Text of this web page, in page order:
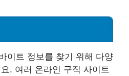
이트 정보를 찾기 위해 다양
. 여러 온라인 구직 사이트